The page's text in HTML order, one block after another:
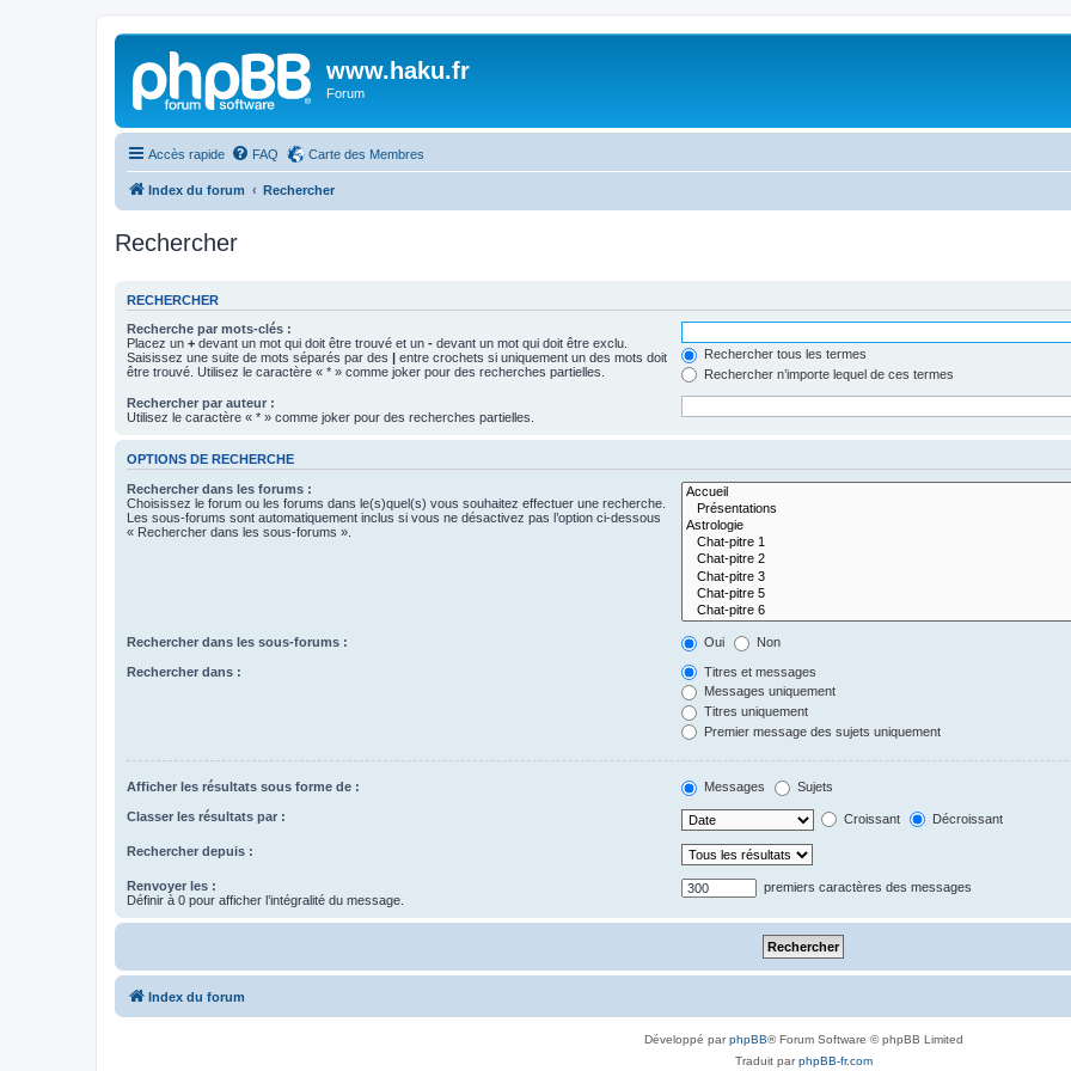
www.haku.fr
Forum
Accès rapide FAQ Carte des Membres
Index du forum Rechercher
Rechercher
RECHERCHER
Recherche par mots-clés :
Placez un + devant un mot qui doit être trouvé et un - devant un mot qui doit être exclu.
Saisissez une suite de mots séparés par des | entre crochets si uniquement un des mots doit
être trouvé. Utilisez le caractère « * » comme joker pour des recherches partielles.
Rechercher tous les termes
Rechercher n’importe lequel de ces termes
Rechercher par auteur :
Utilisez le caractère « * » comme joker pour des recherches partielles.
OPTIONS DE RECHERCHE
Rechercher dans les forums :
Choisissez le forum ou les forums dans le(s)quel(s) vous souhaitez effectuer une recherche.
Les sous-forums sont automatiquement inclus si vous ne désactivez pas l’option ci-dessous
« Rechercher dans les sous-forums ».
Rechercher dans les sous-forums : Oui Non
Rechercher dans :
Titres et messages
Messages uniquement
Titres uniquement
Premier message des sujets uniquement
Afficher les résultats sous forme de : Messages Sujets
Classer les résultats par : Croissant Décroissant
Rechercher depuis :
Renvoyer les :
Définir à 0 pour afficher l’intégralité du message.
premiers caractères des messages
Index du forum
Développé parphpBB® Forum Software © phpBB Limited
Traduit parphpBB-fr.com